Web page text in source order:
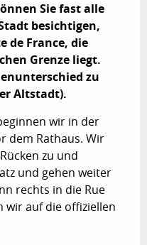
Sie fast alle
besichtigen,
de France, die
Grenze liegt.
zu
Altstadt).
wir in der
dem Rathaus. Wir
zu und
und gehen weiter
rechts in die Rue
wir auf die offiziellen